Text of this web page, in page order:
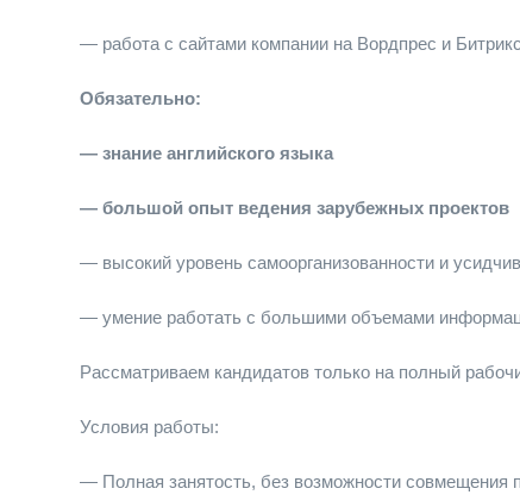
— работа с сайтами компании на Вордпрес и Битрикс
Обязательно:
— знание английского языка
— большой опыт ведения зарубежных проектов
— высокий уровень самоорганизованности и
— умение работать с большими объемами
Рассматриваем кандидатов только на полный
Условия работы:
— Полная занятость, без возможности совмещения